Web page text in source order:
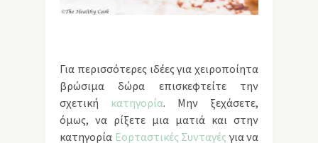
Για περισσότερες ιδέες για χειροποίητα
βρώσιμα δώρα επισκεφτείτε την
σχετική κατηγορία. Μην ξεχάσετε,
όμως, να ρίξετε μια ματιά και στην
κατηγορία Eορταστικές Συνταγές για να